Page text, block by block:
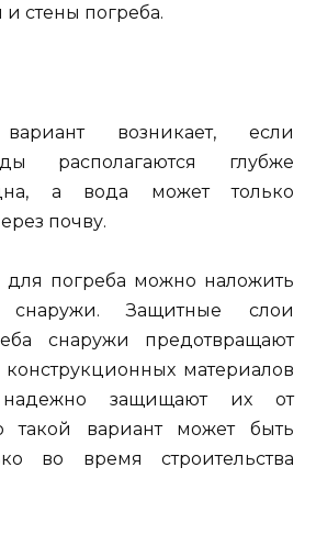
стены погреба.
возникает, если
располагаются глубже
а вода может только
почву.
погреба можно наложить
Защитные слои
снаружи предотвращают
материалов
защищают их от
такой вариант может быть
во время строительства